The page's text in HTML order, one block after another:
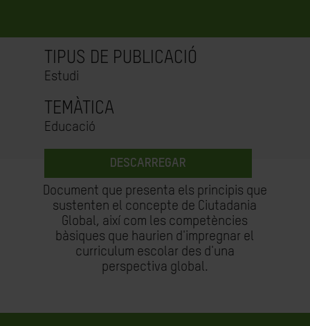
TIPUS DE PUBLICACIÓ
Estudi
TEMÀTICA
Educació
DESCARREGAR
Document que presenta els principis que
sustenten el concepte de Ciutadania
Global, així com les competències
bàsiques que haurien d'impregnar el
curriculum escolar des d'una
perspectiva global.